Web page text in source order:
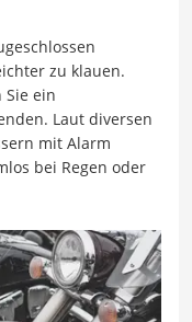
zu klauen.
Sie ein
Laut diversen
mit Alarm
bei Regen oder